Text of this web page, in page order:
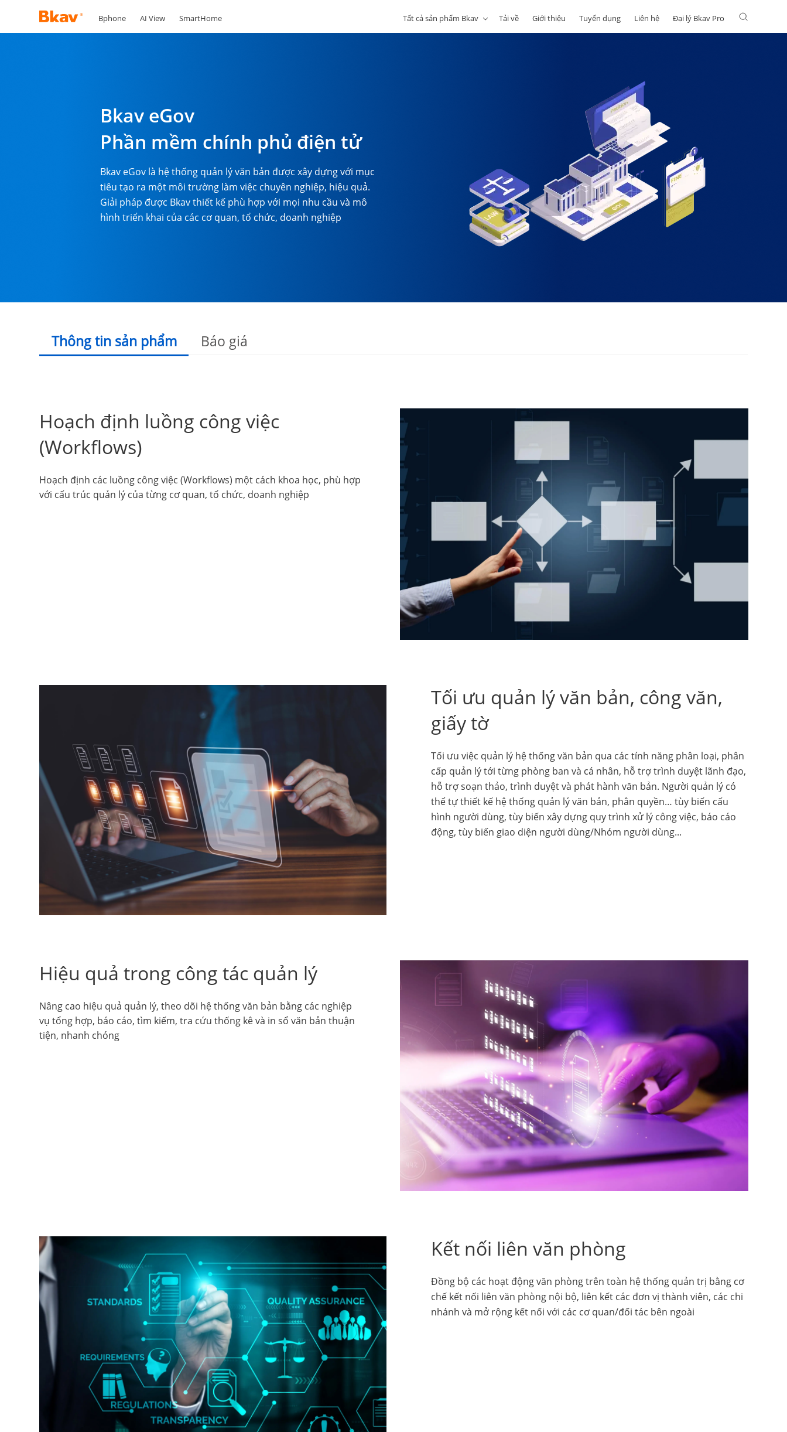
Bphone AI View SmartHome Tất cả sản phẩm Bkav Tải về Giới thiệu Tuyển dụng Liên hệ Đại lý Bkav Pro
Bkav eGov
Phần mềm chính phủ điện tử
Bkav eGov là hệ thống quản lý văn bản được xây dựng với mục
tiêu tạo ra một môi trường làm việc chuyên nghiệp, hiệu quả.
Giải pháp được Bkav thiết kế phù hợp với mọi nhu cầu và mô
hình triển khai của các cơ quan, tổ chức, doanh nghiệp
Thông tin sản phẩm Báo giá
Hoạch định luồng công việc
(Workflows)
Hoạch định các luồng công việc (Workflows) một cách khoa học, phù hợp
với cấu trúc quản lý của từng cơ quan, tổ chức, doanh nghiệp
Tối ưu quản lý văn bản, công văn,
giấy tờ
Tối ưu việc quản lý hệ thống văn bản qua các tính năng phân loại, phân
cấp quản lý tới từng phòng ban và cá nhân, hỗ trợ trình duyệt lãnh đạo,
hỗ trợ soạn thảo, trình duyệt và phát hành văn bản. Người quản lý có
thể tự thiết kế hệ thống quản lý văn bản, phân quyền… tùy biến cấu
hình người dùng, tùy biến xây dựng quy trình xử lý công việc, báo cáo
động, tùy biến giao diện người dùng/Nhóm người dùng...
Hiệu quả trong công tác quản lý
Nâng cao hiệu quả quản lý, theo dõi hệ thống văn bản bằng các nghiệp
vụ tổng hợp, báo cáo, tìm kiếm, tra cứu thống kê và in sổ văn bản thuận
tiện, nhanh chóng
Kết nối liên văn phòng
Đồng bộ các hoạt động văn phòng trên toàn hệ thống quản trị bằng cơ
chế kết nối liên văn phòng nội bộ, liên kết các đơn vị thành viên, các chi
nhánh và mở rộng kết nối với các cơ quan/đối tác bên ngoài